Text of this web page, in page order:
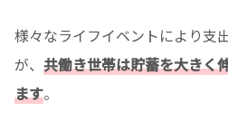
様々なライフイベントにより支
が、 共働き世帯は貯蓄を大きく
ます。